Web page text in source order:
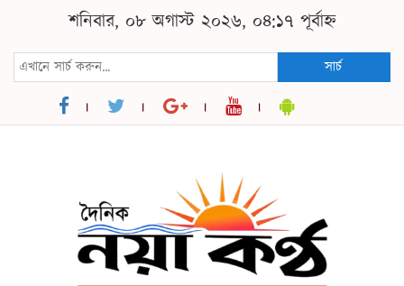
শনিবার, ০৮ অগাস্ট ২০২৬, ০৪:১৭ পূর্বাহ্ন
সার্চ